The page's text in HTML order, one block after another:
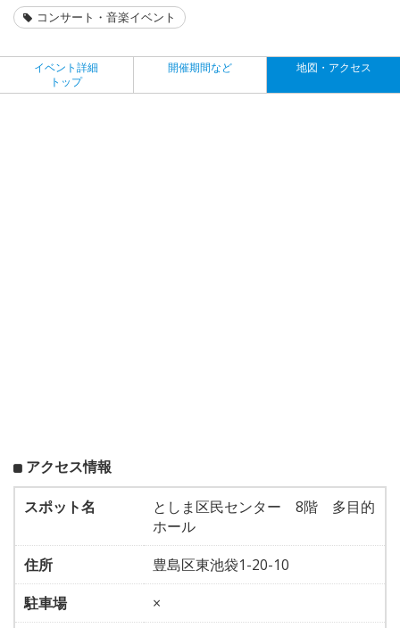
コンサート・音楽イベント
イベント詳細
トップ
開催期間など 地図・アクセス
アクセス情報
スポット名
としま区民センター 8階 多目的
ホール
住所
豊島区東池袋1-20-10
駐車場
×